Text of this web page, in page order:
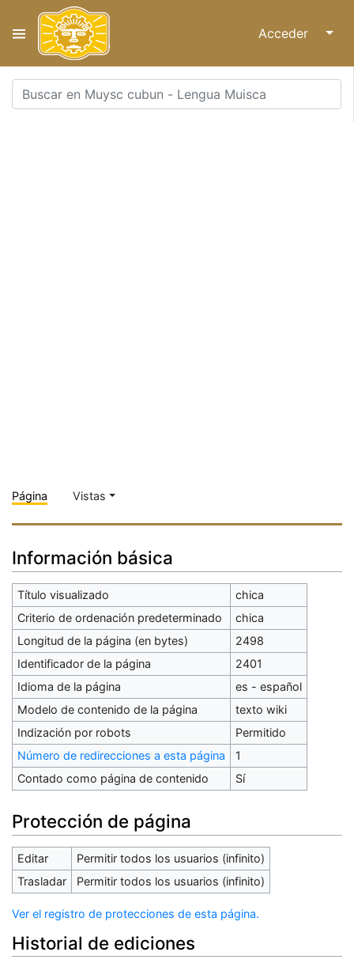
Acceder ↓
Página Vistas
Información básica
Título visualizado
chica
Criterio de ordenación predeterminado
chica
Longitud de la página (en bytes)
2498
Identificador de la página
2401
Idioma de la página
es - español
Modelo de contenido de la página
texto wiki
Indización por robots
Permitido
Número de redirecciones a esta página
1
Contado como página de contenido
Sí
Protección de página
Editar
Permitir todos los usuarios (infinito)
Trasladar
Permitir todos los usuarios (infinito)
Ver el registro de protecciones de esta página.
Historial de ediciones